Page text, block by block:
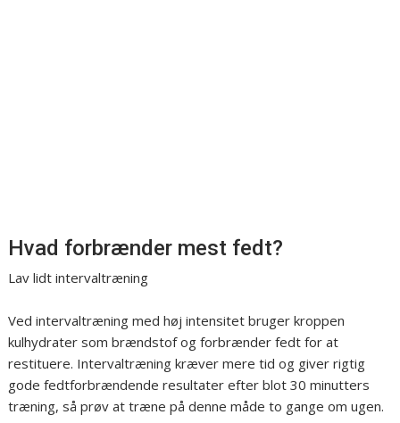
Hvad forbrænder mest fedt?
Lav lidt intervaltræning
Ved intervaltræning med høj intensitet bruger kroppen
kulhydrater som brændstof og forbrænder fedt for at
restituere. Intervaltræning kræver mere tid og giver rigtig
gode fedtforbrændende resultater efter blot 30 minutters
træning, så prøv at træne på denne måde to gange om ugen.